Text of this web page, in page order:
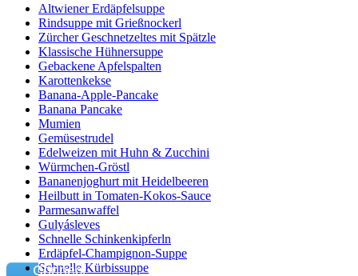
Altwiener Erdäpfelsuppe
Rindsuppe mit Grießnockerl
Zürcher Geschnetzeltes mit Spätzle
Klassische Hühnersuppe
Gebackene Apfelspalten
Karottenkekse
Banana-Apple-Pancake
Banana Pancake
Mumien
Gemüsestrudel
Edelweizen mit Huhn & Zucchini
Würmchen-Gröstl
Bananenjoghurt mit Heidelbeeren
Heilbutt in Tomaten-Kokos-Sauce
Parmesanwaffel
Gulyásleves
Schnelle Schinkenkipferln
Erdäpfel-Champignon-Suppe
Schnelle Kürbissuppe
Connect